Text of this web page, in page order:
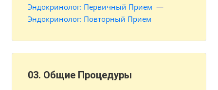
Эндокринолог: Первичный Прием —
Эндокринолог: Повторный Прием
03. Общие Процедуры